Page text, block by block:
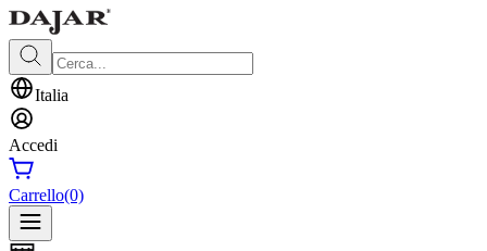
Italia
Accedi
Carrello(0)